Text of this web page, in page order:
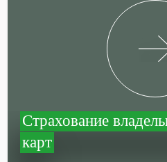
Страхование
карт